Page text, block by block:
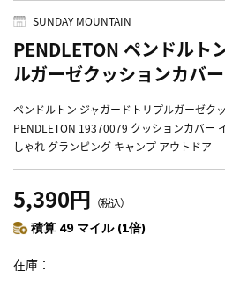
SUNDAY MOUNTAIN
PENDLETON ペンドルト
ルガーゼクッションカバ
ペンドルトン ジャガードトリプルガーゼク
PENDLETON 19370079 クッションカバー
しゃれ グランピング キャンプ アウトドア
5,390円 （税込）
積算 49 マイル (1倍)
在庫